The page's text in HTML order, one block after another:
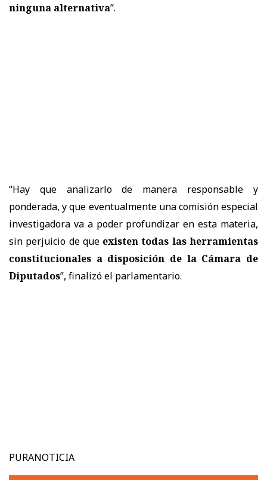
ninguna alternativa”.
“Hay que analizarlo de manera responsable y
ponderada, y que eventualmente una comisión especial
investigadora va a poder profundizar en esta materia,
sin perjuicio de que existen todas las herramientas
constitucionales a disposición de la Cámara de
Diputados”, finalizó el parlamentario.
PURANOTICIA